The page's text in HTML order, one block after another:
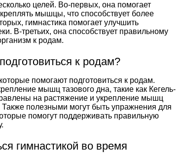
целей. Во-первых, она помогает
мышцы, что способствует более
гимнастика помогает улучшить
В-третьих, она способствует правильному
к родам.
к родам?
помогают подготовиться к родам.
мышц тазового дна, такие как Кегель-
на растяжение и укрепление мышц
Также полезными могут быть упражнения для
помогут поддерживать правильную
гимнастикой во время